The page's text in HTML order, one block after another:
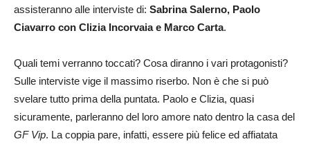
assisteranno alle interviste di: Sabrina Salerno, Paolo
Ciavarro con Clizia Incorvaia e Marco Carta.
Quali temi verranno toccati? Cosa diranno i vari protagonisti?
Sulle interviste vige il massimo riserbo. Non è che si può
svelare tutto prima della puntata. Paolo e Clizia, quasi
sicuramente, parleranno del loro amore nato dentro la casa del
GF Vip. La coppia pare, infatti, essere più felice ed affiatata